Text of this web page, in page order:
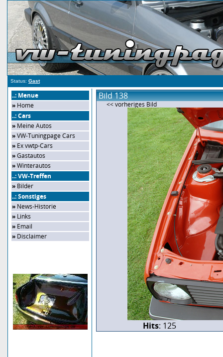
Status: Gast
..: Menue
» Home
..: Cars
» Meine Autos
»VW-Tuningpage Cars
» Ex vwtp-Cars
»Gastautos
»Winterautos
..: VW-Treffen
» Bilder
..: Sonstiges
» News-Historie
» Links
» Email
» Disclaimer
Bild 138
<< vorheriges Bild
Hits: 125